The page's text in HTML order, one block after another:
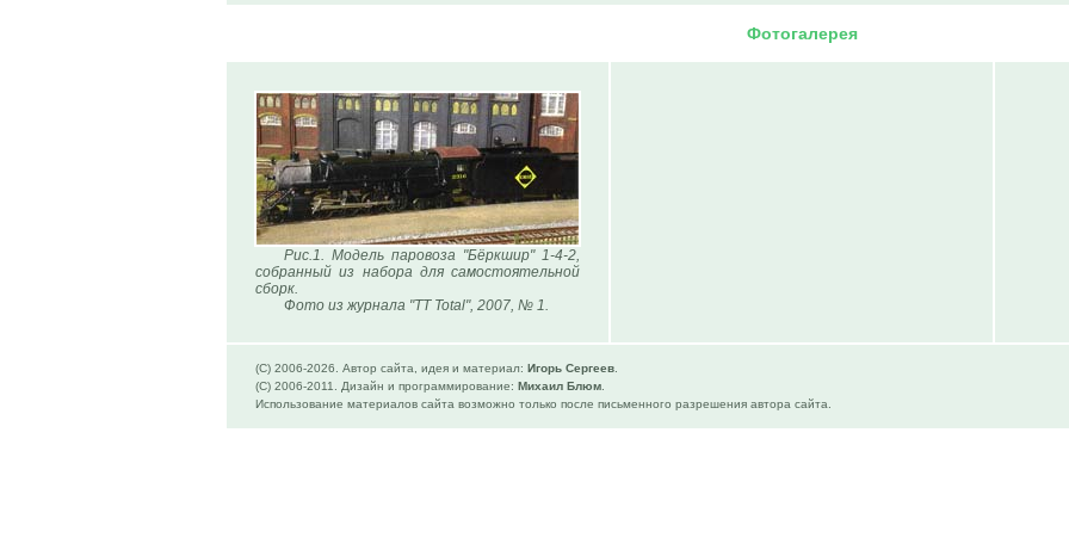
Фотогалерея
Рис.1. Модель паровоза "Бёркшир" 1-4-2,
собранный из набора для самостоятельной
сборк.
Фото из журнала "TT Total", 2007, № 1.
(C) 2006-2026. Автор сайта, идея и материал: Игорь Сергеев
(C) 2006-2011. Дизайн и программирование: Михаил Блюм
Использование материалов сайта возможно только после письменного разрешения автора сайта.